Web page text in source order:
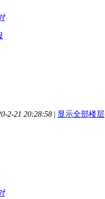
2-21 20:28:58 | 显示全部楼层